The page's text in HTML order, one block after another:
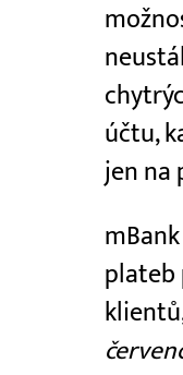
účtu,
jen na
plateb